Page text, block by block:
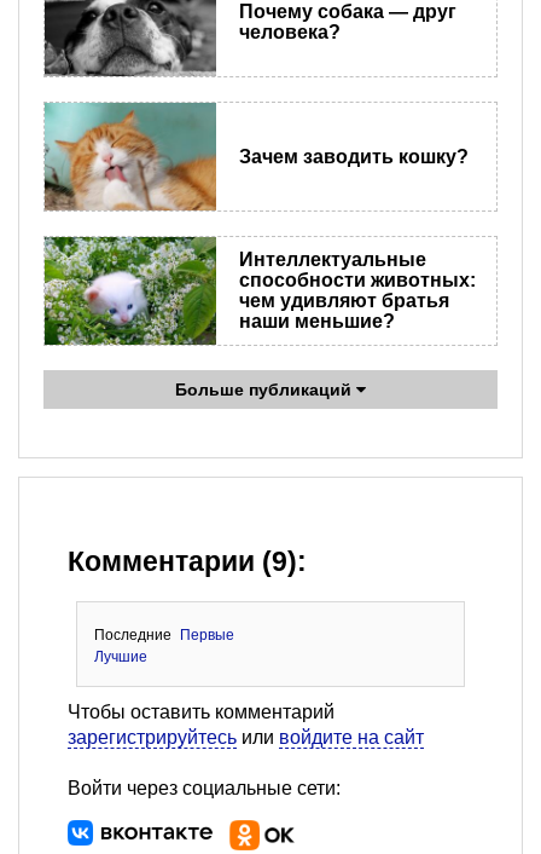
Почему собака — друг
человека?
Зачем заводить кошку?
Интеллектуальные
способности животных:
чем удивляют братья
наши меньшие?
Больше публикаций
Комментарии (9):
Последние
Первые
Лучшие
Чтобы оставить комментарий
зарегистрируйтесь или войдите на сайт
Войти через социальные сети: